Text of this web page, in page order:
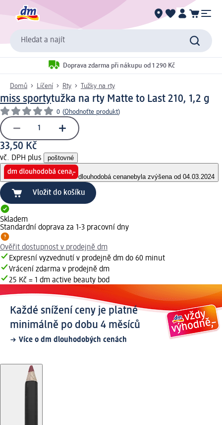
Hledat a najít
Doprava zdarma při nákupu od 1 290 Kč
Domů Líčení Rty Tužky na rty
miss sportytužka na rty Matte to Last 210, 1,2 g
0 (Ohodnoťte produkt)
33,50 Kč
vč. DPH plus poštovné
dlouhodobá cenanebyla zvýšena od 04.03.2024
Vložit do košíku
Skladem
Standardní doprava za 1-3 pracovní dny
Ověřit dostupnost v prodejně dm
Expresní vyzvednutí v prodejně dm do 60 minut
Vrácení zdarma v prodejně dm
25 Kč = 1 dm active beauty bod
Každé snížení ceny je platné
minimálně po dobu 4 měsíců
Více o dm dlouhodobých cenách